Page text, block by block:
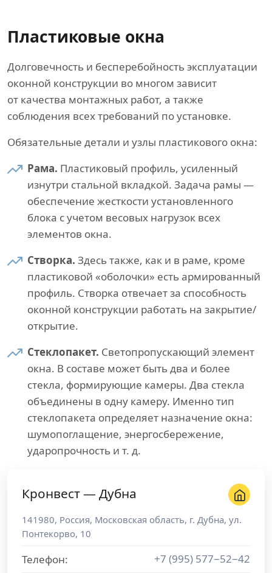
Пластиковые окна
Долговечность и бесперебойность эксплуатации
оконной конструкции во многом зависит
от качества монтажных работ, а также
соблюдения всех требований по установке.
Обязательные детали и узлы пластикового окна:
Рама. Пластиковый профиль, усиленный
изнутри стальной вкладкой. Задача рамы —
обеспечение жесткости установленного
блока с учетом весовых нагрузок всех
элементов окна.
Створка. Здесь также, как и в раме, кроме
пластиковой «оболочки» есть армированный
профиль. Створка отвечает за способность
оконной конструкции работать на закрытие/
открытие.
Стеклопакет. Светопропускающий элемент
окна. В составе может быть два и более
стекла, формирующие камеры. Два стекла
объединены в одну камеру. Именно тип
стеклопакета определяет назначение окна:
шумопоглащение, энергосбережение,
ударопрочность и т. д.
Кронвест — Дубна
141980, Россия, Московская область, г. Дубна, ул.
Понтекорво, 10
Телефон:
+7 (995) 577−52−42